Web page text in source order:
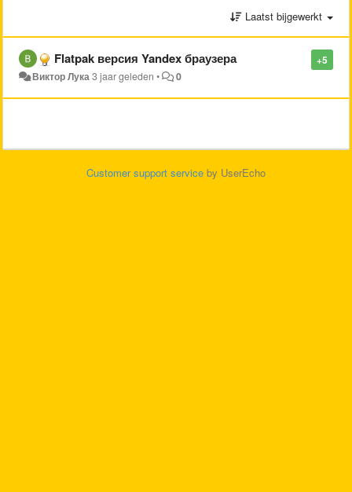
Laatst bijgewerkt
+5
Flatpak версия Yandex браузера
Виктор Лука3 jaar geleden • 0
Customer support service by UserEcho